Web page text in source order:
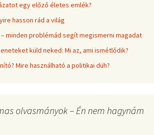
egy előző életes emlék?
hasson rád a világ
minden problémád segít megismerni magadat
küld neked: Mi az, ami ismétlődik?
Mire használható a politikai düh?
olvasmányok – Én nem hagynám